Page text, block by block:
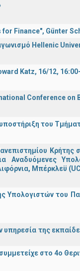
for Finance",
Hellenic
Katz, 16/12,
Conference
του
Κρήτης
Αναδυόμενες
Μπέρκλεϋ
του
της
στο 4ο